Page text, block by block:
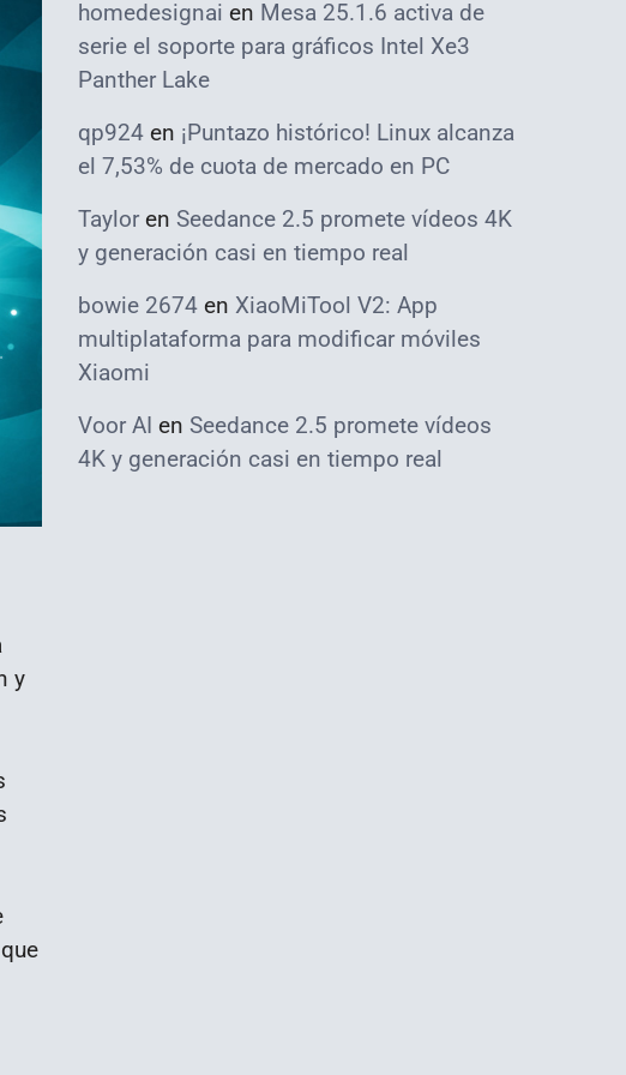
y
homedesignai en Mesa 25.1.6 activa de
serie el soporte para gráficos Intel Xe3
Panther Lake
qp924 en ¡Puntazo histórico! Linux alcanza
el 7,53% de cuota de mercado en PC
Taylor en Seedance 2.5 promete vídeos 4K
y generación casi en tiempo real
bowie 2674 en XiaoMiTool V2: App
multiplataforma para modificar móviles
Xiaomi
Voor AI en Seedance 2.5 promete vídeos
4K y generación casi en tiempo real